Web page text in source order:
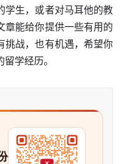
学生，或者对马耳他的教
章能给你提供一些有用的
挑战，也有机遇，希望你
学经历。